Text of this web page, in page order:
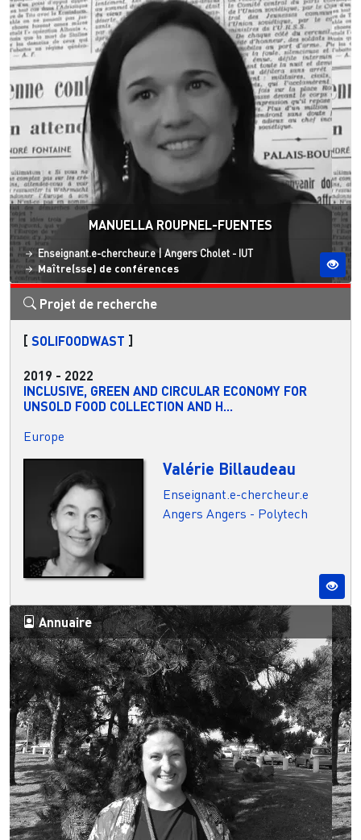
MANUELLA ROUPNEL-FUENTES
Statut
Enseignant.e-chercheur.e|Site ESO
AngersCholet - IUT
Maître(sse) de conférences
Projet de recherche
[ SOLIFOODWAST ]
2019 - 2022
INCLUSIVE, GREEN AND CIRCULAR ECONOMY FOR
UNSOLD FOOD COLLECTION AND H...
Europe
Valérie Billaudeau
Enseignant.e-chercheur.e
Angers Angers - Polytech
Annuaire